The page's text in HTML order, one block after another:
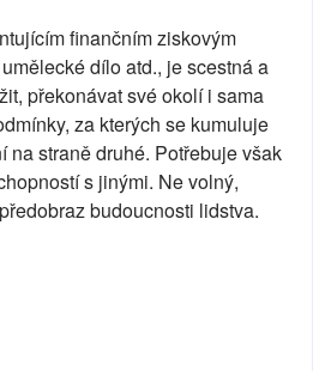
finančním ziskovým
dílo atd., je scestná a
překonávat své okolí i sama
za kterých se kumuluje
straně druhé. Potřebuje však
s jinými. Ne volný,
budoucnosti lidstva.